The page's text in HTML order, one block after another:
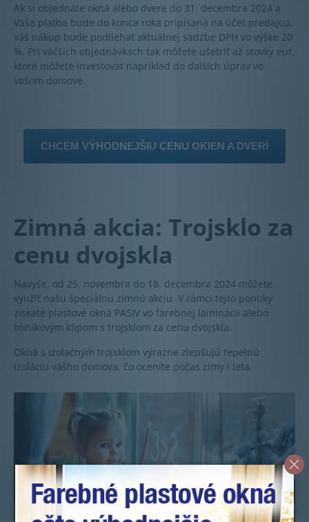
Ak si objednáte okná alebo dvere do 31. decembra 2024 a
Vaša platba bude do konca roka pripísaná na účet predajcu,
váš nákup bude podliehať aktuálnej sadzbe DPH vo výške 20
%. Pri väčších objednávkach tak môžete ušetriť až stovky eur,
ktoré môžete investovať napríklad do ďalších úprav vo
vašom domove.
CHCEM VÝHODNEJŠIU CENU OKIEN A DVERÍ
Zimná akcia: Trojsklo za
cenu dvojskla
Navyše, od 25. novembra do 18. decembra 2024 môžete
využiť našu špeciálnu zimnú akciu. V rámci tejto ponuky
získate plastové okná PASIV vo farebnej laminácii alebo
hliníkovým klipom s trojsklom za cenu dvojskla.
Okná s izolačným trojsklom výrazne zlepšujú tepelnú
izoláciu vášho domova, čo oceníte počas zimy i leta.